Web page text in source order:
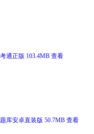
通正版 103.4MB 查看
库安卓直装版 50.7MB 查看